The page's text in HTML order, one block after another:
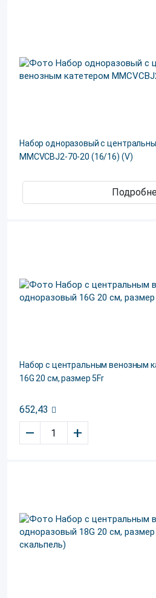
Набор одноразовый с
MMCVCBJ2-70-20 (16/16) (V)
Набор с центральным венозным
16G 20 см, размер 5Fr
652,43
– +